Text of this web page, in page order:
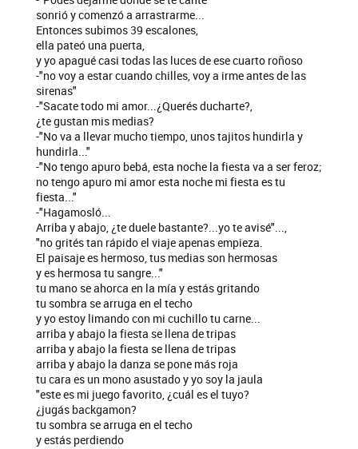
sonrió y comenzó a arrastrarme...
Entonces subimos 39 escalones,
ella pateó una puerta,
y yo apagué casi todas las luces de ese cuarto roñoso
-"no voy a estar cuando chilles, voy a irme antes de las
sirenas"
-"Sacate todo mi amor...¿Querés ducharte?,
¿te gustan mis medias?
-"No va a llevar mucho tiempo, unos tajitos hundirla y
hundirla..."
-"No tengo apuro bebá, esta noche la fiesta va a ser feroz;
no tengo apuro mi amor esta noche mi fiesta es tu
fiesta..."
-"Hagamosló...
Arriba y abajo, ¿te duele bastante?...yo te avisé"...,
"no grités tan rápido el viaje apenas empieza.
El paisaje es hermoso, tus medias son hermosas
y es hermosa tu sangre..."
tu mano se ahorca en la mía y estás gritando
tu sombra se arruga en el techo
y yo estoy limando con mi cuchillo tu carne...
arriba y abajo la fiesta se llena de tripas
arriba y abajo la fiesta se llena de tripas
arriba y abajo la danza se pone más roja
tu cara es un mono asustado y yo soy la jaula
"este es mi juego favorito, ¿cuál es el tuyo?
¿jugás backgamon?
tu sombra se arruga en el techo
y estás perdiendo